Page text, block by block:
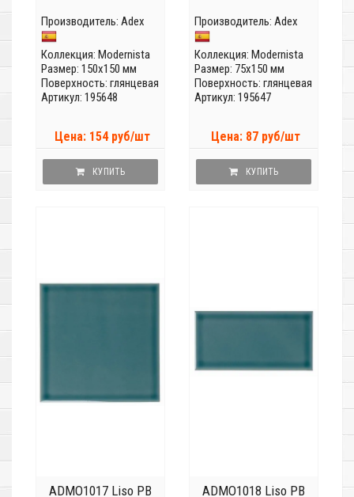
Производитель: Adex
Коллекция: Modernista
Размер: 150x150 мм
Поверхность: глянцевая
Артикул: 195648
Цена: 154 руб/шт
КУПИТЬ
Производитель: Adex
Коллекция: Modernista
Размер: 75x150 мм
Поверхность: глянцевая
Артикул: 195647
Цена: 87 руб/шт
КУПИТЬ
ADMO1017 Liso PB ADMO1018 Liso PB